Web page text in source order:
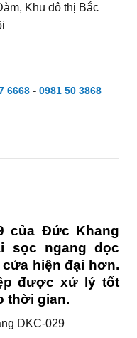
Khu đô thị Bắc
6668- 0981 50 3868
của Đức Khang
sọc ngang dọc
hiện đại hơn.
được xử lý tốt
thời gian.
DKC-029